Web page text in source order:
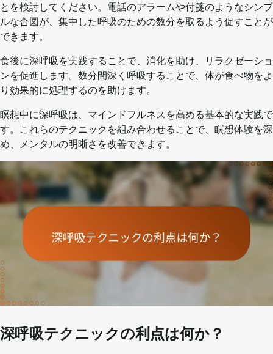
とを検討してください。電話のアラームや付箋のようなシンプ
ルな合図が、集中した呼吸のための数分を取るよう促すことが
できます。
食後に深呼吸を実践することで、消化を助け、リラクゼーショ
ンを促進します。数分間深く呼吸することで、体が食べ物をよ
り効果的に処理するのを助けます。
瞑想中に深呼吸は、マインドフルネスを高める基本的な実践で
す。これらのテクニックを組み合わせることで、瞑想体験を深
め、メンタルの明晰さを改善できます。
深呼吸テクニックの利点は何か？